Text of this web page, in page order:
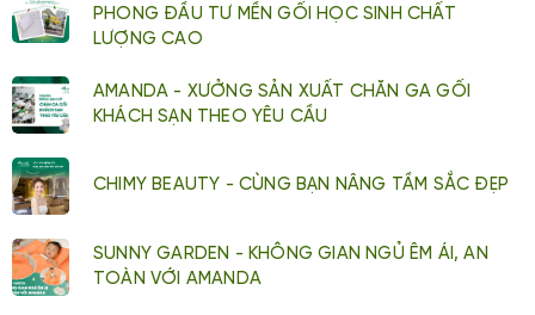
PHONG ĐẦU TƯ MỀN GỐI HỌC SINH CHẤT
LƯỢNG CAO
AMANDA - XƯỞNG SẢN XUẤT CHĂN GA GỐI
KHÁCH SẠN THEO YÊU CẦU
CHIMY BEAUTY - CÙNG BẠN NÂNG TẦM SẮC ĐẸP
SUNNY GARDEN - KHÔNG GIAN NGỦ ÊM ÁI, AN
TOÀN VỚI AMANDA